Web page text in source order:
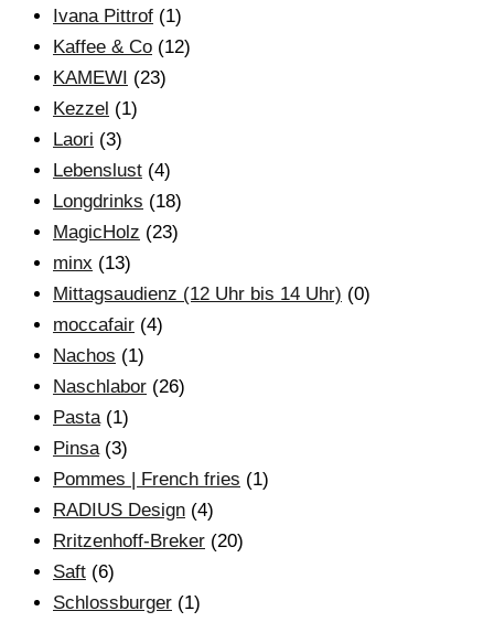
Ivana Pittrof (1)
Kaffee & Co (12)
KAMEWI (23)
Kezzel (1)
Laori (3)
Lebenslust (4)
Longdrinks (18)
MagicHolz (23)
minx (13)
Mittagsaudienz (12 Uhr bis 14 Uhr) (0)
moccafair (4)
Nachos (1)
Naschlabor (26)
Pasta (1)
Pinsa (3)
Pommes | French fries (1)
RADIUS Design (4)
Rritzenhoff-Breker (20)
Saft (6)
Schlossburger (1)